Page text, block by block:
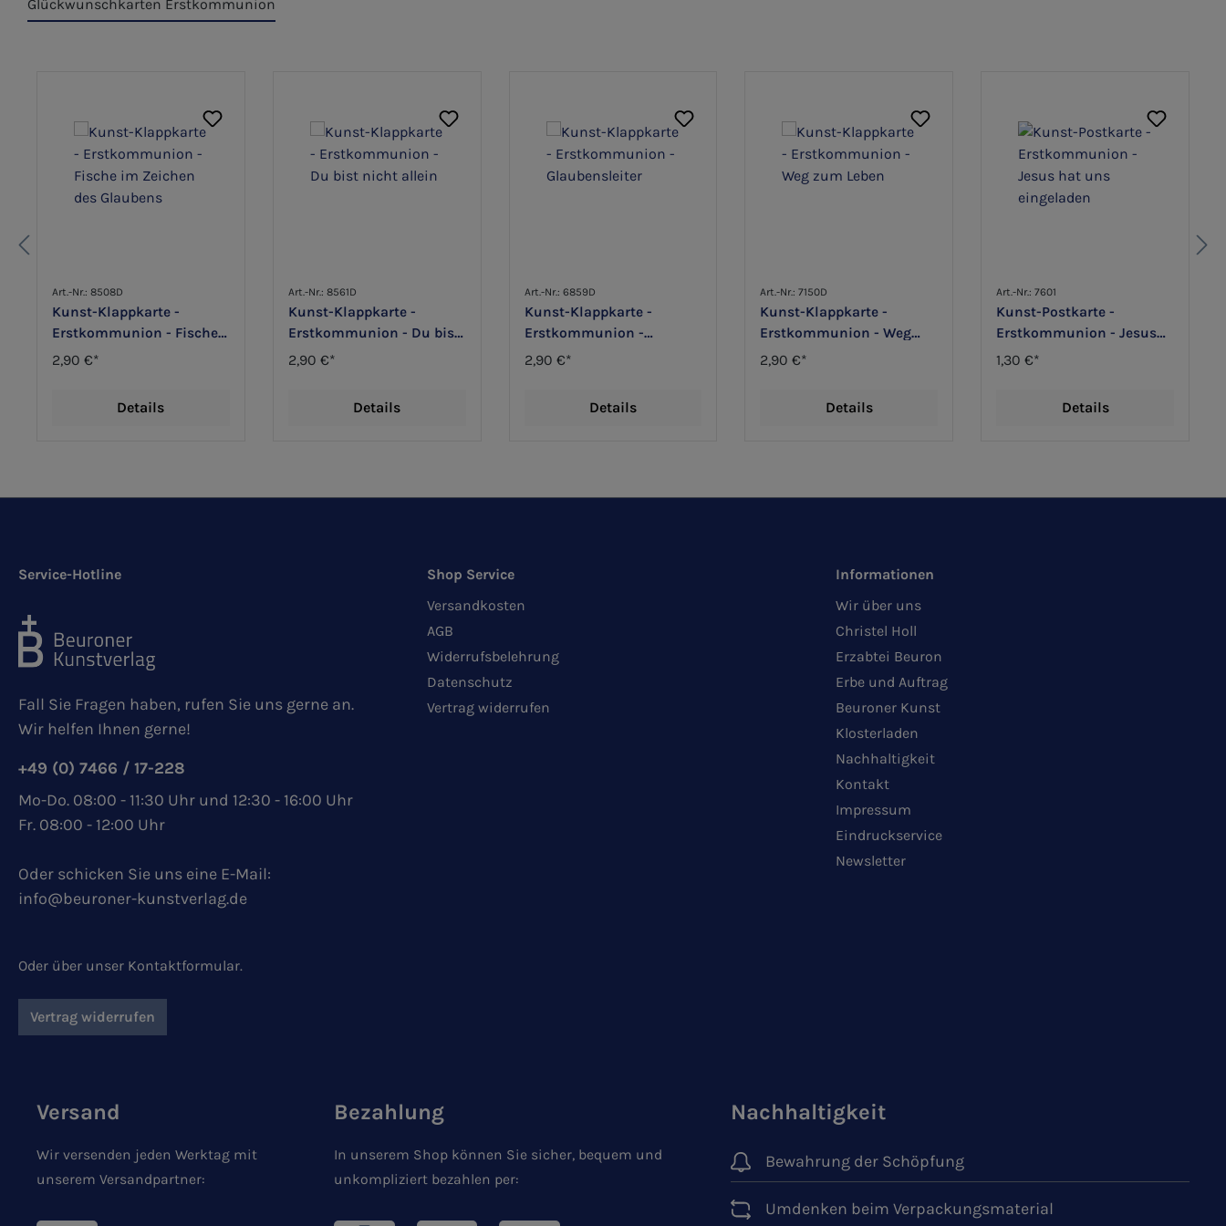
Glückwunschkarten Erstkommunion
Art.-Nr.: 8508D
Kunst-Klappkarte -
Erstkommunion - Fische
im Zeichen des Glaubens
2,90 €*
Details
Art.-Nr.: 8561D
Kunst-Klappkarte -
Erstkommunion - Du bist
nicht allein
2,90 €*
Details
Art.-Nr.: 6859D
Kunst-Klappkarte -
Erstkommunion -
Glaubensleiter
2,90 €*
Details
Art.-Nr.: 7150D
Kunst-Klappkarte -
Erstkommunion - Weg
zum Leben
2,90 €*
Details
Art.-Nr.: 7601
Kunst-Postkarte -
Erstkommunion - Jesus
hat uns eingeladen
1,30 €*
Details
Service-Hotline
Fall Sie Fragen haben, rufen Sie uns gerne an.
Wir helfen Ihnen gerne!
+49 (0) 7466 / 17-228
Mo-Do. 08:00 - 11:30 Uhr und 12:30 - 16:00 Uhr
Fr. 08:00 - 12:00 Uhr
Oder schicken Sie uns eine E-Mail:
info@beuroner-kunstverlag.de
Oder über unser Kontaktformular.
Vertrag widerrufen
Shop Service
Versandkosten
AGB
Widerrufsbelehrung
Datenschutz
Vertrag widerrufen
Informationen
Wir über uns
Christel Holl
Erzabtei Beuron
Erbe und Auftrag
Beuroner Kunst
Klosterladen
Nachhaltigkeit
Kontakt
Impressum
Eindruckservice
Newsletter
Versand
Wir versenden jeden Werktag mit
unserem Versandpartner:
Bezahlung
In unserem Shop können Sie sicher, bequem und
unkompliziert bezahlen per:
Nachhaltigkeit
Bewahrung der Schöpfung
Umdenken beim Verpackungsmaterial